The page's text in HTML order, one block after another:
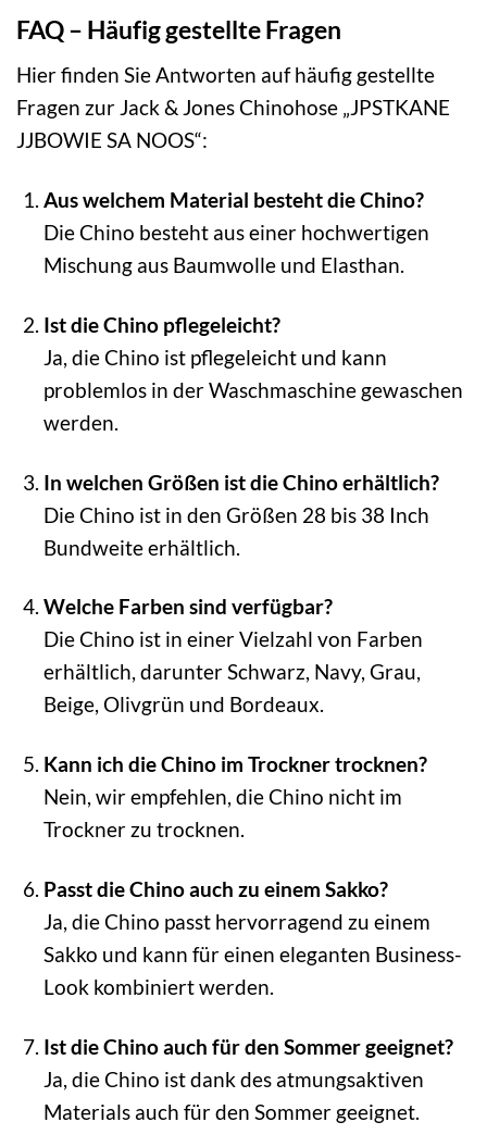
FAQ – Häufig gestellte Fragen
Hier finden Sie Antworten auf häufig gestellte
Fragen zur Jack & Jones Chinohose „JPSTKANE
JJBOWIE SA NOOS“:
Aus welchem Material besteht die Chino?
Die Chino besteht aus einer hochwertigen
Mischung aus Baumwolle und Elasthan.
Ist die Chino pflegeleicht?
Ja, die Chino ist pflegeleicht und kann
problemlos in der Waschmaschine gewaschen
werden.
In welchen Größen ist die Chino erhältlich?
Die Chino ist in den Größen 28 bis 38 Inch
Bundweite erhältlich.
Welche Farben sind verfügbar?
Die Chino ist in einer Vielzahl von Farben
erhältlich, darunter Schwarz, Navy, Grau,
Beige, Olivgrün und Bordeaux.
Kann ich die Chino im Trockner trocknen?
Nein, wir empfehlen, die Chino nicht im
Trockner zu trocknen.
Passt die Chino auch zu einem Sakko?
Ja, die Chino passt hervorragend zu einem
Sakko und kann für einen eleganten Business-
Look kombiniert werden.
Ist die Chino auch für den Sommer geeignet?
Ja, die Chino ist dank des atmungsaktiven
Materials auch für den Sommer geeignet.